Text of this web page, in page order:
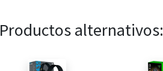
Productos alternativos: